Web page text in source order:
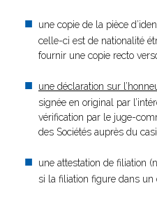
une copie de la pièce
celle-ci est de nationalité
fournir une copie recto
une déclaration sur
signée en original par
vérification par le juge-
des Sociétés auprès du
une attestation de filiation
si la filiation figure dans